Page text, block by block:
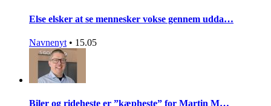
Else elsker at se mennesker vokse gennem udda…
Navnenyt • 15.05
Biler og rideheste er ”kæpheste” for Martin M…